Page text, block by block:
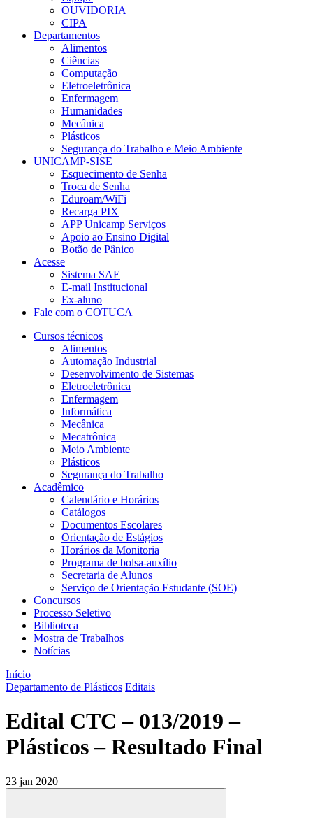
OUVIDORIA
CIPA
Departamentos
Alimentos
Ciências
Computação
Eletroeletrônica
Enfermagem
Humanidades
Mecânica
Plásticos
Segurança do Trabalho e Meio Ambiente
UNICAMP-SISE
Esquecimento de Senha
Troca de Senha
Eduroam/WiFi
Recarga PIX
APP Unicamp Serviços
Apoio ao Ensino Digital
Botão de Pânico
Acesse
Sistema SAE
E-mail Institucional
Ex-aluno
Fale com o COTUCA
Cursos técnicos
Alimentos
Automação Industrial
Desenvolvimento de Sistemas
Eletroeletrônica
Enfermagem
Informática
Mecânica
Mecatrônica
Meio Ambiente
Plásticos
Segurança do Trabalho
Acadêmico
Calendário e Horários
Catálogos
Documentos Escolares
Orientação de Estágios
Horários da Monitoria
Programa de bolsa-auxílio
Secretaria de Alunos
Serviço de Orientação Estudante (SOE)
Concursos
Processo Seletivo
Biblioteca
Mostra de Trabalhos
Notícias
Início
Departamento de Plásticos Editais
Edital CTC – 013/2019 –
Plásticos – Resultado Final
23 jan 2020